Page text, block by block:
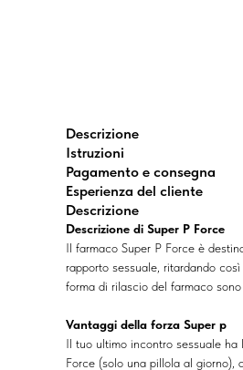
Descrizione
Istruzioni
Pagamento e consegna
Esperienza del cliente
Descrizione
Descrizione di Super P Force
Il farmaco Super P Force è
rapporto sessuale, ritardando
forma di rilascio del farmaco
Vantaggi della forza Super p
Il tuo ultimo incontro sessuale
Force (solo una pillola al